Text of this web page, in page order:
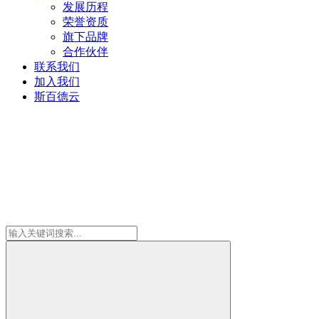
发展历程
荣誉资质
旗下品牌
合作伙伴
联系我们
加入我们
斯百德云